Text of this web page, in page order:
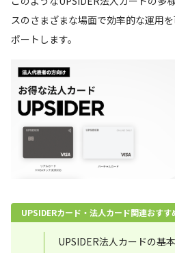
スのさまざまな場面で効率的な運用
ポートします。
UPSIDERカード・法人カード関連おすす
UPSIDER法人カードの基